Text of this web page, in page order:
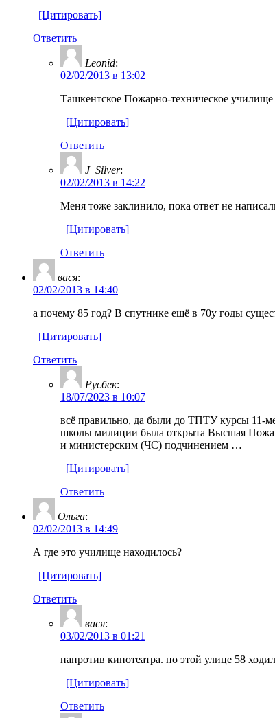
[Цитировать]
Ответить
Leonid:
02/02/2013 в 13:02
Ташкентское Пожарно-техническое училище
[Цитировать]
Ответить
J_Silver:
02/02/2013 в 14:22
Меня тоже заклинило, пока ответ не
[Цитировать]
Ответить
вася:
02/02/2013 в 14:40
а почему 85 год? В спутнике ещё в 70у годы
[Цитировать]
Ответить
Русбек:
18/07/2023 в 10:07
всё правильно, да были до ТПТУ курсы 11-
школы милиции была открыта Высшая
и министерским (ЧС) подчинением …
[Цитировать]
Ответить
Ольга:
02/02/2013 в 14:49
А где это училище находилось?
[Цитировать]
Ответить
вася:
03/02/2013 в 01:21
напротив кинотеатра. по этой улице 58
[Цитировать]
Ответить